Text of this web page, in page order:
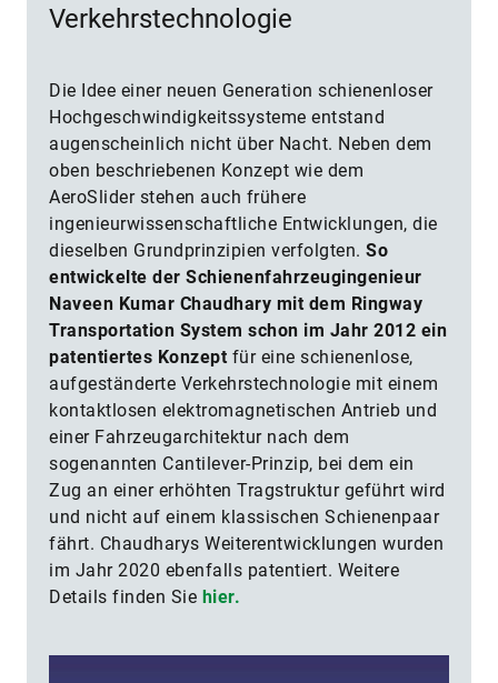
Verkehrstechnologie
Die Idee einer neuen Generation schienenloser
Hochgeschwindigkeitssysteme entstand
augenscheinlich nicht über Nacht. Neben dem
oben beschriebenen Konzept wie dem
AeroSlider stehen auch frühere
ingenieurwissenschaftliche Entwicklungen, die
dieselben Grundprinzipien verfolgten. So
entwickelte der Schienenfahrzeugingenieur
Naveen Kumar Chaudhary mit dem Ringway
Transportation System schon im Jahr 2012 ein
patentiertes Konzept für eine schienenlose,
aufgeständerte Verkehrstechnologie mit einem
kontaktlosen elektromagnetischen Antrieb und
einer Fahrzeugarchitektur nach dem
sogenannten Cantilever-Prinzip, bei dem ein
Zug an einer erhöhten Tragstruktur geführt wird
und nicht auf einem klassischen Schienenpaar
fährt. Chaudharys Weiterentwicklungen wurden
im Jahr 2020 ebenfalls patentiert. Weitere
Details finden Sie hier.